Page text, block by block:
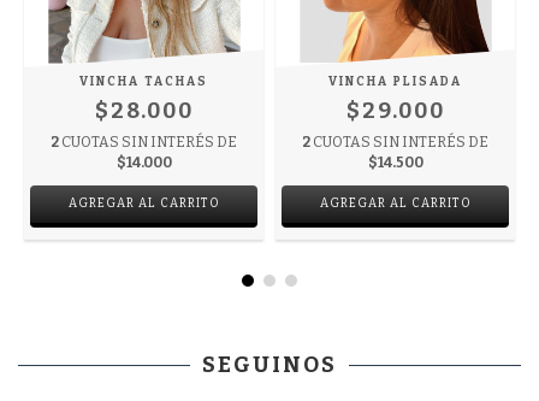
VINCHA TACHAS
$28.000
2 CUOTAS SIN INTERÉS DE
$14.000
AGREGAR AL CARRITO
VINCHA PLISADA
$29.000
2 CUOTAS SIN INTERÉS DE
$14.500
AGREGAR AL CARRITO
SEGUINOS